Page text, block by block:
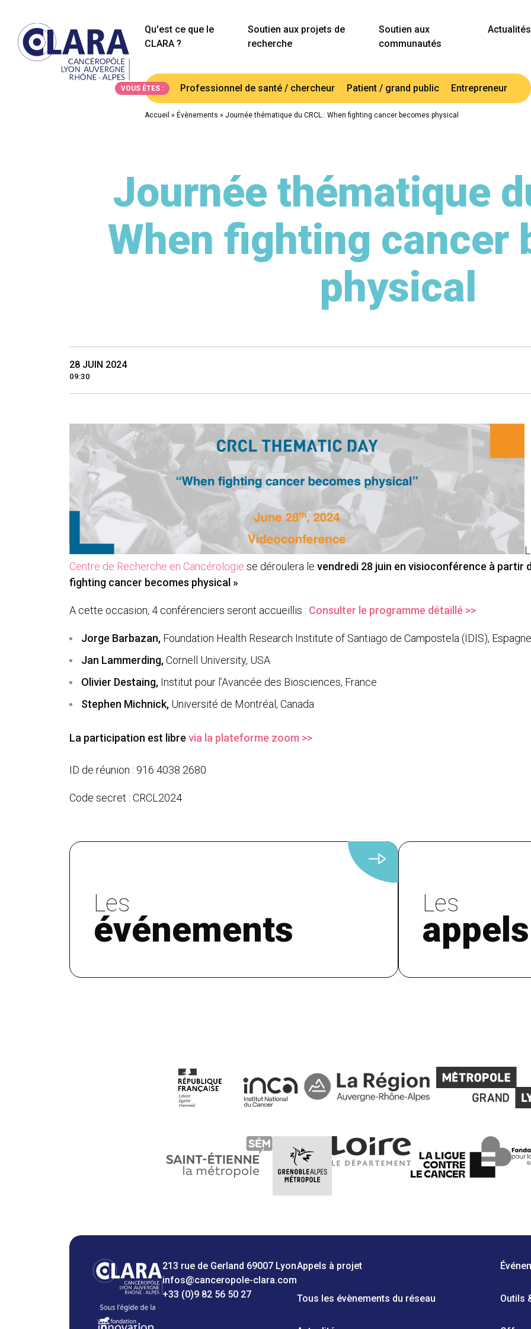
Qu'est ce que le
CLARA ?
Soutien aux projets de
recherche
Soutien aux
communautés
Actualités
VOUS ÊTES : Professionnel de santé / chercheur Patient / grand public Entrepreneur
Accueil » Évènements » Journée thématique du CRCL : When fighting cancer becomes physical
Journée thématique
When fighting cancer
physical
28 JUIN 2024
09:30
Centre de Recherche en Cancérologie se déroulera le vendredi 28 juin en visioconférence à partir
fighting cancer becomes physical »
A cette occasion, 4 conférenciers seront accueillis : Consulter le programme détaillé >>
Jorge Barbazan, Foundation Health Research Institute of Santiago de Campostela (IDIS), Espagne
Jan Lammerding,Cornell University, USA
Olivier Destaing, Institut pour l’Avancée des Biosciences, France
Stephen Michnick, Université de Montréal, Canada
La participation est libre via la plateforme zoom >>
ID de réunion : 916 4038 2680
Code secret : CRCL2024
Les
événements
Les
213 rue de Gerland 69007 Lyon
infos@canceropole-clara.com
+33 (0)9 82 56 50 27
Appels à projet
Tous les évènements du réseau Outils